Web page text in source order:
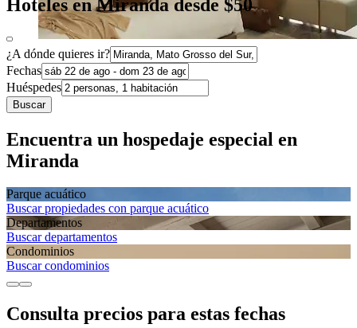
Hoteles en Miranda desde $50
¿A dónde quieres ir?
Fechas
Huéspedes
Buscar
Encuentra un hospedaje especial en
Miranda
Parque acuático
Buscar propiedades con parque acuático
Departa­mentos
Buscar departamentos
Condominios
Buscar condominios
Consulta precios para estas fechas